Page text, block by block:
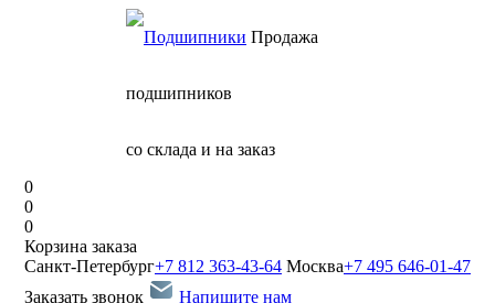
Продажа
подшипников
со склада и на заказ
0
0
0
Корзина заказа
Санкт-Петербург+7 812 363-43-64 Москва+7 495 646-01-47
Заказать звонок
Напишите нам